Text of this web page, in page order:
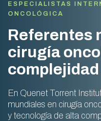
ESPECIALISTAS
ONCOLÓGICA
Referentes
cirugía
complejidad
En Quenet Torrent
mundiales en cirugía
y tecnología de alta